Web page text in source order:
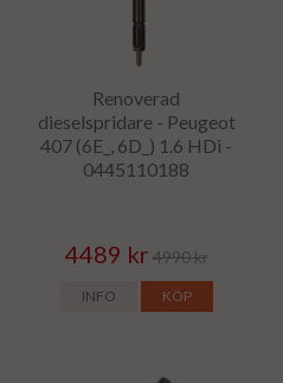
Renoverad
dieselspridare - Peugeot
407 (6E_, 6D_) 1.6 HDi -
0445110188
4489 kr 4990 kr
INFO KÖP